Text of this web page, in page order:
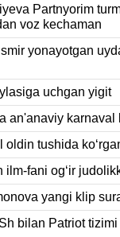
Partnyorim
voz kechaman
yonayotgan
uchgan yigit
an'anaviy karnaval
oldin tushida
ilm-fani og‘ir
yangi klip
bilan Patriot tizimi